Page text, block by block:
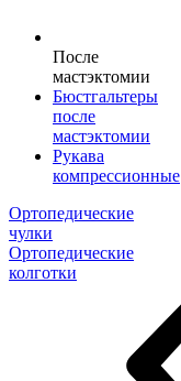
После
мастэктомии
Бюстгальтеры
после
мастэктомии
Рукава
компрессионные
Ортопедические
чулки
Ортопедические
колготки